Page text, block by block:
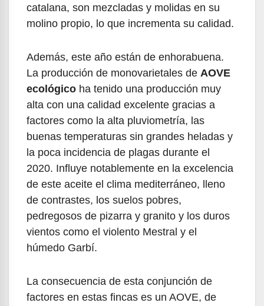
catalana, son mezcladas y molidas en su
molino propio, lo que incrementa su calidad.
Además, este año están de enhorabuena.
La producción de monovarietales de AOVE
ecológico ha tenido una producción muy
alta con una calidad excelente gracias a
factores como la alta pluviometría, las
buenas temperaturas sin grandes heladas y
la poca incidencia de plagas durante el
2020. Influye notablemente en la excelencia
de este aceite el clima mediterráneo, lleno
de contrastes, los suelos pobres,
pedregosos de pizarra y granito y los duros
vientos como el violento Mestral y el
húmedo Garbí.
La consecuencia de esta conjunción de
factores en estas fincas es un AOVE, de